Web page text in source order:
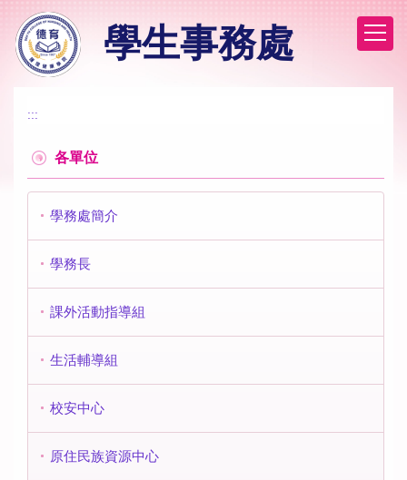
到
主
學生事務處
:::
各單位
學務處簡介
學務長
課外活動指導組
生活輔導組
校安中心
原住民族資源中心